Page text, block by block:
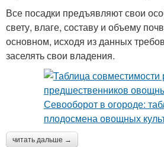
Все посадки предъявляют свои
свету, влаге, составу и объему
основном, исходя из данных
заселять свои владения.
читать дальше →